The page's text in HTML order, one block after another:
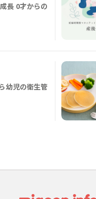
長 0才からの
幼児の衛生管